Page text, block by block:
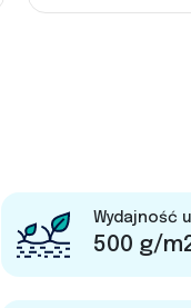
Wydajność
500 g/